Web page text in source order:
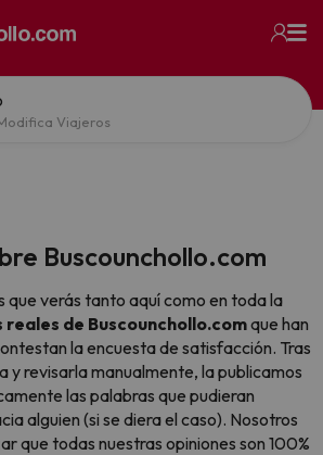
Viajeros
Buscounchollo.com
que verás tanto aquí como en toda la
reales de Buscounchollo.comque han
la encuesta de satisfacción. Tras
y revisarla manualmente, la publicamos
las palabras que pudieran
alguien (si se diera el caso). Nosotros
que todas nuestras opiniones son 100%